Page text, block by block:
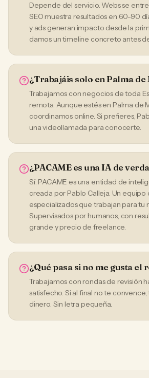
Depende del servicio. Webs se
SEO muestra resultados en 60-90
y ads generan impacto desde la
damos un timeline concreto antes
¿Trabajáis solo en Palma
Trabajamos con negocios de toda
remota. Aunque estés en Palma de
coordinamos online. Si prefieres,
una videollamada para conocerte.
¿PACAME es una IA de
Sí. PACAME es una entidad de
creada por Pablo Calleja. Un equipo
especializados que trabajan para tu
Supervisados por humanos, con
grande y precio de freelance.
¿Qué pasa si no me gusta el
Trabajamos con rondas de revisión
satisfecho. Si al final no te
dinero. Sin letra pequeña.